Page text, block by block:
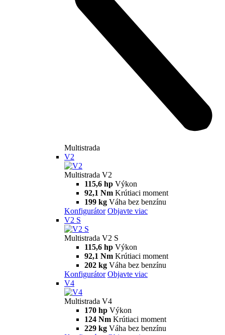
Streetfighter V4 S
214 hp
120 Nm
Krútiaci moment
189 kg
Váha bez benzínu
Objavte viac